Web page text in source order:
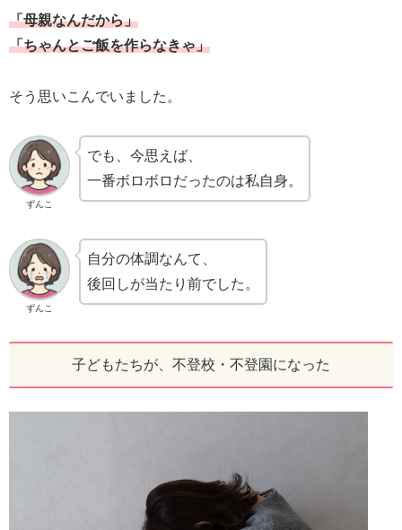
「母親なんだから」
「ちゃんとご飯を作らなきゃ」
そう思いこんでいました。
ずんこ
でも、今思えば、
一番ボロボロだったのは私自身。
ずんこ
自分の体調なんて、
後回しが当たり前でした。
子どもたちが、不登校・不登園になった